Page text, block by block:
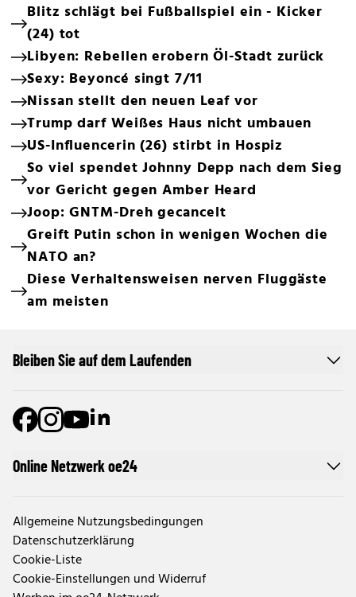
Blitz schlägt bei Fußballspiel ein - Kicker
(24) tot
Libyen: Rebellen erobern Öl-Stadt zurück
Sexy: Beyoncé singt 7/11
Nissan stellt den neuen Leaf vor
Trump darf Weißes Haus nicht umbauen
US-Influencerin (26) stirbt in Hospiz
So viel spendet Johnny Depp nach dem Sieg
vor Gericht gegen Amber Heard
Joop: GNTM-Dreh gecancelt
Greift Putin schon in wenigen Wochen die
NATO an?
Diese Verhaltensweisen nerven Fluggäste
am meisten
Online Netzwerk oe24
Allgemeine Nutzungsbedingungen
Datenschutzerklärung
Cookie-Liste
Cookie-Einstellungen und Widerruf
Bleiben Sie auf dem Laufenden